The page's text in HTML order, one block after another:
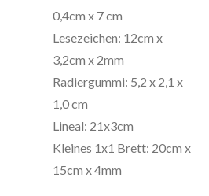
0,4cm x 7 cm
Lesezeichen: 12cm x
3,2cm x 2mm
Radiergummi: 5,2 x 2,1 x
1,0 cm
Lineal: 21x3cm
Kleines 1x1 Brett: 20cm x
15cm x 4mm